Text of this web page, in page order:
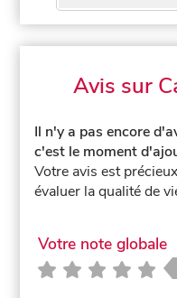
Avis sur
Il n'y a pas encore
c'est le moment
Votre avis est
évaluer la qualité de
Votre note globale